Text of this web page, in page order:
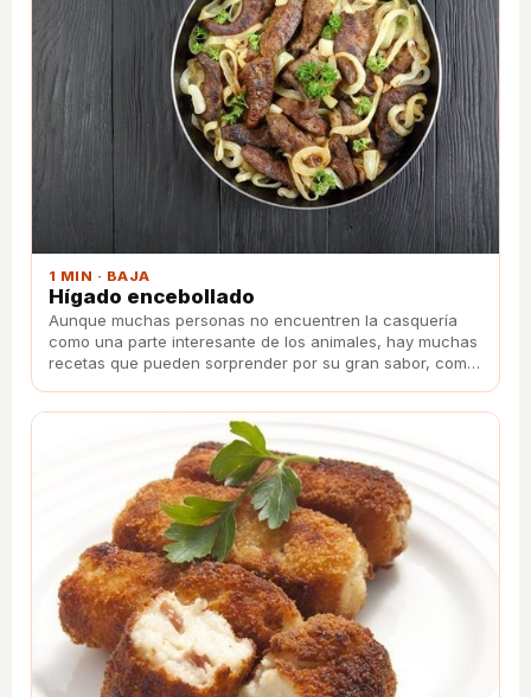
1 MIN · BAJA
Hígado encebollado
Aunque muchas personas no encuentren la casquería
como una parte interesante de los animales, hay muchas
recetas que pueden sorprender por su gran sabor, como